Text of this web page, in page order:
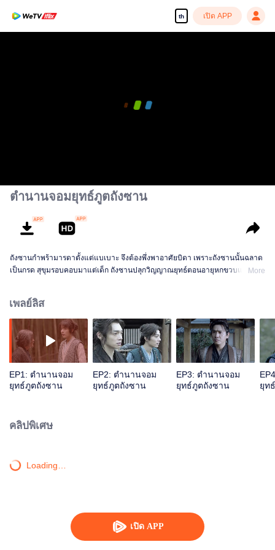
th เปิด APP
เปิด APP
ตำนานจอมยุทธ์ภูตถังซาน
ถังซานกำพร้ามารดาตั้งแต่แบเบาะ จึงต้องพึ่งพาอาศัยบิดา เพราะถังซานนั้นฉลาด
เป็นกรด สุขุมรอบคอบมาแต่เด็ก ถังซานปลุกวิญญาณยุทธ์ตอนอายุหกขวบและถูก
เพื่อเพิ่มพูนพลังวิญญาณ ร่วมด้วยอัจฉริยะวัยเยาว์ทั้งห้าอย่าง ไต้มู่ไป๋ เอ้าซื่อข่าและ
คนอื่นๆ พวกเขารวมตัวเป็น เจ็ดประหลาดแห่งสื่อไหลเค่อ เมื่อเจ็ดประหลาดมีชื่อ
เสียงโด่งดัง พวกเขาได้เข้าสู่โรงเรียนตระกูลราชาเทียนโต่ว ทว่าเกิดเหตุทะเลาะ
วิวาทกับบรรดาคุณหนูสูงศักดิ์ของโรงเรียนเข้า จึงต้องเข้าไปพัวพันกับการแย่งชิง
อำนาจระหว่างองค์รัชทายาท เสวี่ยชิงเหอ และองค์ชายสี่ เสวี่ยเปิง ขณะนั้นเอง ถัง
สังหารมารดาตน ส่วนลูกสาวของปี๋ปี่ตง เชียนเริ่นเสวี่ย ผู้ปลอมตัวเป็น เสวี่ยชิงเหอ
ต้องการสังหารจักรพรรดิแห่งจักรวรรดิเทียนโต่ว เพื่อหยุดยั้งการกวางล้างจักรวรรดิ
วิญญาณยุทธ์ สุดท้าย เขาได้อาศัยจิตใจที่แน่วแน่และความสามารถของตนเองคอย
More
เพลย์ลิส
EP1: ตำนานจอม
ยุทธ์ภูตถังซาน
EP2: ตำนานจอม
ยุทธ์ภูตถังซาน
EP3: ตำนานจอม
ยุทธ์ภูตถังซาน
ยุท
คลิปพิเศษ
Loading…